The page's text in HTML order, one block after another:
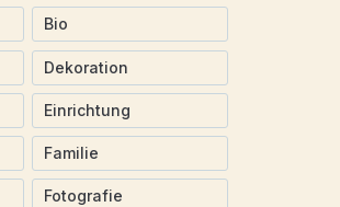
Bio
Dekoration
Einrichtung
Familie
Fotografie